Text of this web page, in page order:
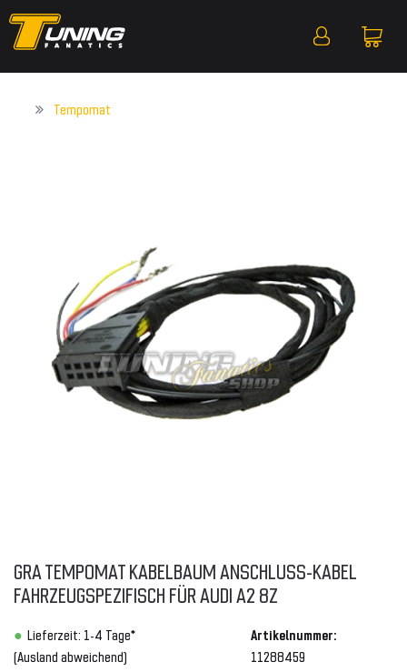
Tempomat
GRA TEMPOMAT KABELBAUM ANSCHLUSS-KABEL
FAHRZEUGSPEZIFISCH FÜR AUDI A2 8Z
Lieferzeit: 1-4 Tage*
(Ausland abweichend)
Artikelnummer:
11288459